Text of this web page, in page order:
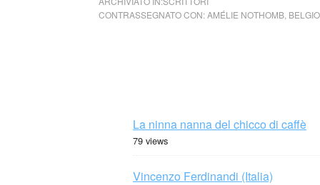
CONTRASSEGNATO CON:AMÉLIE NOTHOMB BELGIO
La ninna nanna del chicco di caffè
79 views
Vincenzo Ferdinandi (Italia)